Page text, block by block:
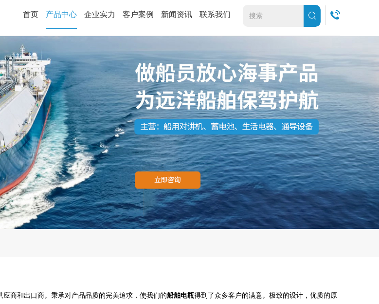
首页 产品中心 企业实力 客户案例 新闻资讯 联系我们
应商和出口商。秉承对产品品质的完美追求，使我们的船舶电瓶得到了众多客户的满意。极致的设计，优质的原